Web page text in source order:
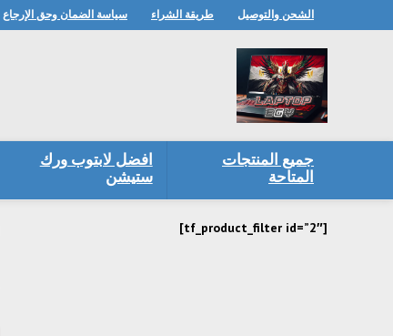
الشحن والتوصيل طريقة الشراء سياسة الضمان وحق الإرجاع
جميع المنتجات
المتاحة
افضل لابتوب ورك
ستيشن
[tf_product_filter id=”2″]